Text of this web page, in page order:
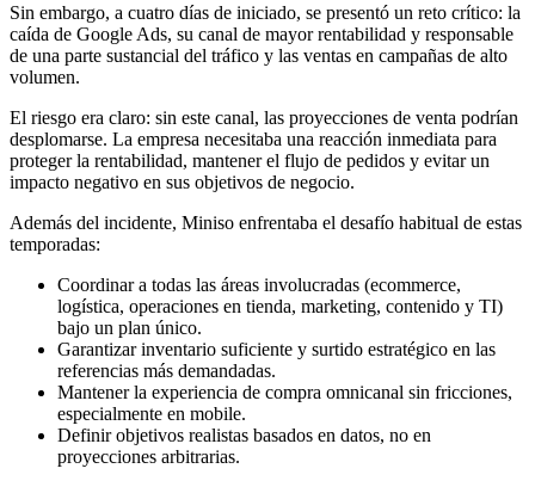
Sin embargo, a cuatro días de iniciado, se presentó un reto crítico: la
caída de Google Ads, su canal de mayor rentabilidad y responsable
de una parte sustancial del tráfico y las ventas en campañas de alto
volumen.
El riesgo era claro: sin este canal, las proyecciones de venta podrían
desplomarse. La empresa necesitaba una reacción inmediata para
proteger la rentabilidad, mantener el flujo de pedidos y evitar un
impacto negativo en sus objetivos de negocio.
Además del incidente, Miniso enfrentaba el desafío habitual de estas
temporadas:
Coordinar a todas las áreas involucradas (ecommerce,
logística, operaciones en tienda, marketing, contenido y TI)
bajo un plan único.
Garantizar inventario suficiente y surtido estratégico en las
referencias más demandadas.
Mantener la experiencia de compra omnicanal sin fricciones,
especialmente en mobile.
Definir objetivos realistas basados en datos, no en
proyecciones arbitrarias.